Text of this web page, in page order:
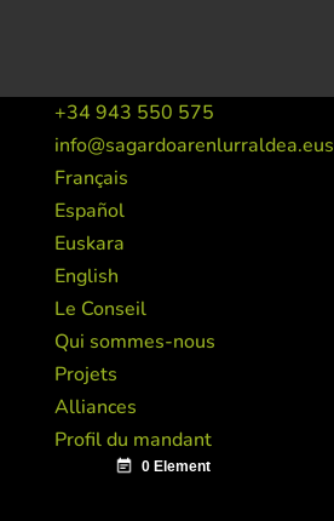
+34 943 550 575
info@sagardoarenlurraldea.eus
Français
Español
Euskara
English
Le Conseil
Qui sommes-nous
Projets
Alliances
Profil du mandant